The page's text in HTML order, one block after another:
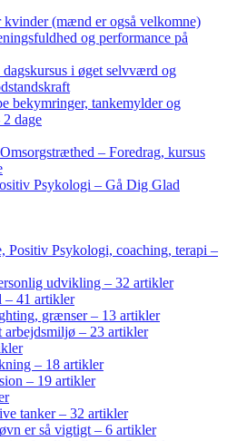
kvinder (mænd er også velkomne)
og performance på
i øget selvværd og
bekymringer, tankemylder og
dage
– Foredrag, kursus
Psykologi – Gå Dig Glad
Positiv Psykologi, coaching, terapi –
udvikling – 32 artikler
– 41 artikler
grænser – 13 artikler
arbejdsmiljø – 23 artikler
– 18 artikler
– 19 artikler
tanker – 32 artikler
er så vigtigt – 6 artikler